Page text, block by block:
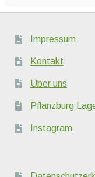
Impressum
Kontakt
Über uns
Pflanzburg
Instagram